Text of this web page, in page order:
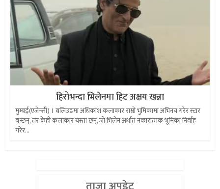
हिरोभन्दा भिलेनमा हिट अक्षय खन्ना
मुम्बई(एजेन्सी) । बलिउडमा अधिकांश कलाकार राम्रो भुमिकामा अभिनय गरेर स्टार
बन्छन्, तर केही कलाकार यस्ता छन्, जो भिलेन अर्थात नकारात्मक भूमिका निर्वाह
गरेर...